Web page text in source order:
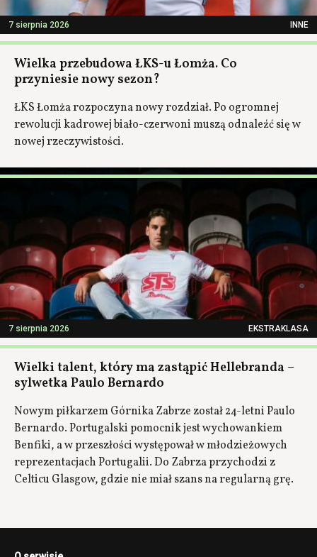
7 sierpnia 2026 INNE
Wielka przebudowa ŁKS-u Łomża. Co
przyniesie nowy sezon?
ŁKS Łomża rozpoczyna nowy rozdział. Po ogromnej
rewolucji kadrowej biało-czerwoni muszą odnaleźć się w
nowej rzeczywistości.
7 sierpnia 2026 EKSTRAKLASA
Wielki talent, który ma zastąpić Hellebranda –
sylwetka Paulo Bernardo
Nowym piłkarzem Górnika Zabrze został 24-letni Paulo
Bernardo. Portugalski pomocnik jest wychowankiem
Benfiki, a w przeszłości występował w młodzieżowych
reprezentacjach Portugalii. Do Zabrza przychodzi z
Celticu Glasgow, gdzie nie miał szans na regularną grę.